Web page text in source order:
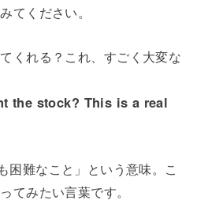
てください。
くれる？これ、すごく大変な
the stock? This is a real
難なこと」という意味。こ
てみたい言葉です。